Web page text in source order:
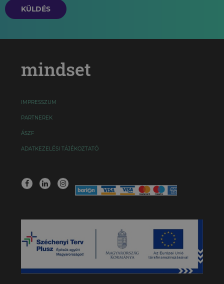
KÜLDÉS
mindset
IMPRESSZUM
PARTNEREK
ÁSZF
ADATKEZELÉSI TÁJÉKOZTATÓ